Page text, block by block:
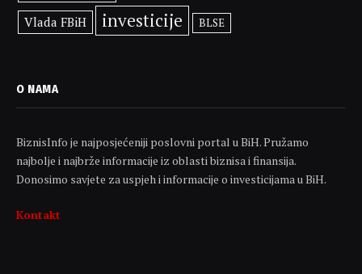
Vlada FBiH investicije BLSE
O NAMA
BiznisInfo je najposjećeniji poslovni portal u BiH. Pružamo
najbolje i najbrže informacije iz oblasti biznisa i finansija.
Donosimo savjete za uspjeh i informacije o investicijama u BiH.
Kontakt